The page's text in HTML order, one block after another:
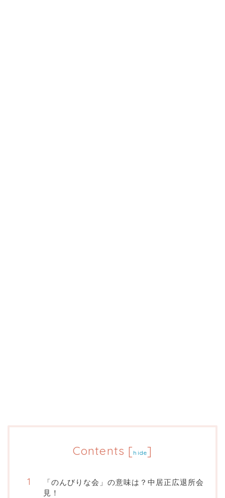
Contents [ hide]
「のんびりな会」の意味は？中居正広退所会
見！